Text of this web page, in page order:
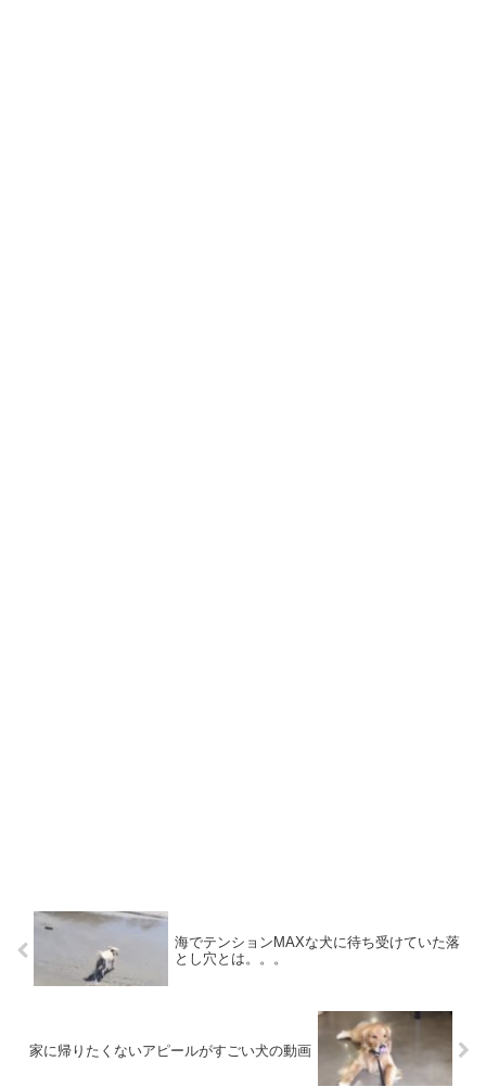
海でテンションMAXな犬に待ち受けていた落
とし穴とは。。。
家に帰りたくないアピールがすごい犬の動画